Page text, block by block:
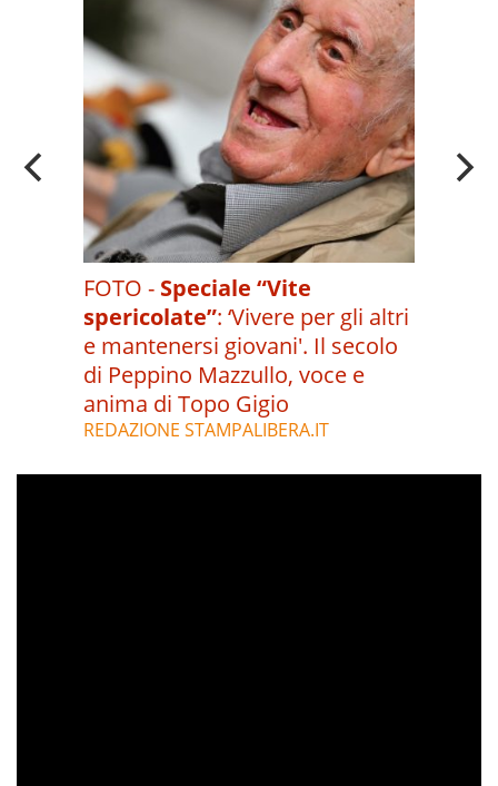
FOTO - Speciale “Vite
spericolate”: ‘Vivere per gli altri
e mantenersi giovani'. Il secolo
di Peppino Mazzullo, voce e
anima di Topo Gigio
REDAZIONE STAMPALIBERA.IT